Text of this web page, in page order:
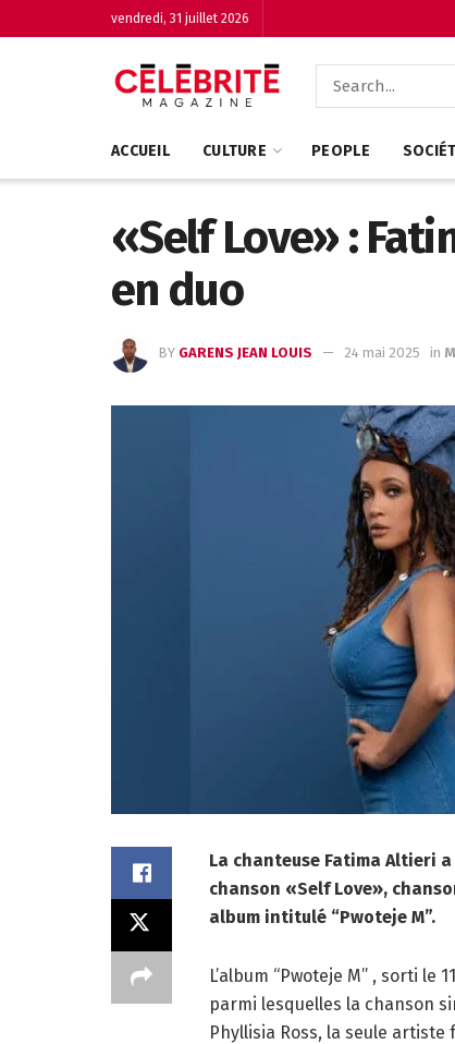
vendredi, 31 juillet 2026
ACCUEIL CULTURE PEOPLE
«Self Love» :
en duo
BY GARENS JEAN LOUIS 24 mai 2025 in
La chanteuse Fatima Altieri
chanson «Self Love»,
album intitulé “Pwoteje M”.
L’album “Pwoteje M” , sorti
parmi lesquelles la chanson
Phyllisia Ross, la seule